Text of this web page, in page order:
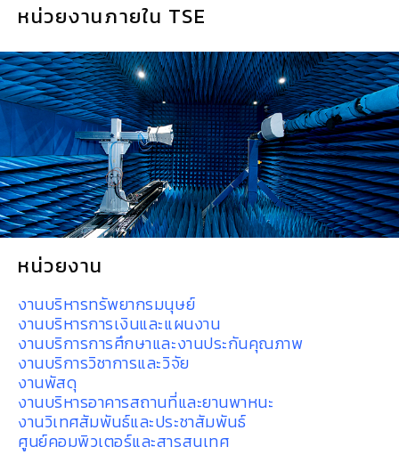
หน่วยงานภายใน TSE
หน่วยงาน
งานบริหารทรัพยากรมนุษย์
งานบริหารการเงินและแผนงาน
งานบริการการศึกษาและงานประกันคุณภาพ
งานบริการวิชาการและวิจัย
งานพัสดุ
งานบริหารอาคารสถานที่และยานพาหนะ
งานวิเทศสัมพันธ์และประชาสัมพันธ์
ศูนย์คอมพิวเตอร์และสารสนเทศ